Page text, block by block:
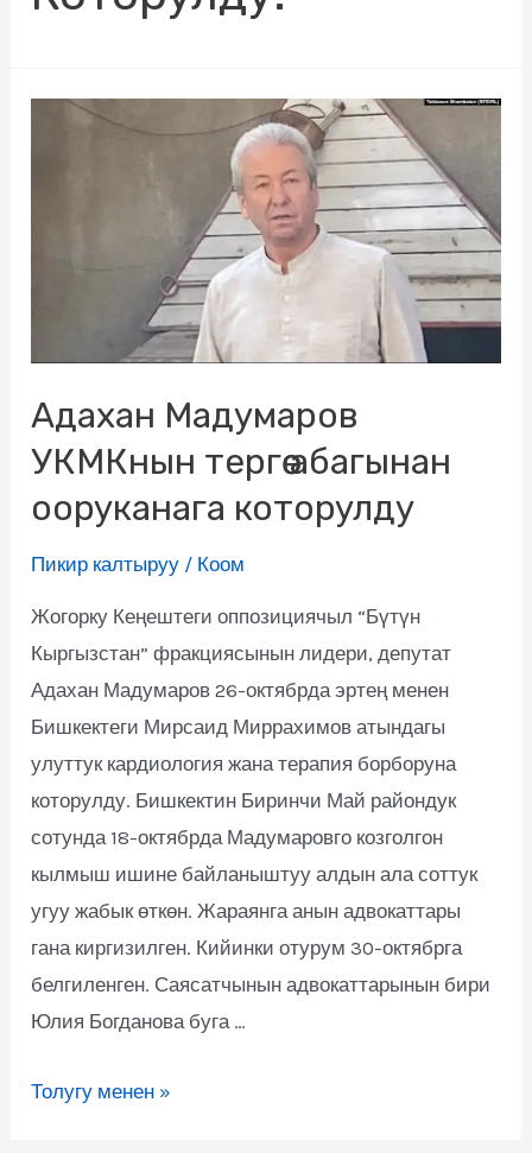
Адахан Мадумаров
УКМКнын тергөө абагынан
ооруканага которулду
Пикир калтыруу / Коом
Жогорку Кеңештеги оппозициячыл “Бүтүн
Кыргызстан” фракциясынын лидери, депутат
Адахан Мадумаров 26-октябрда эртең менен
Бишкектеги Мирсаид Миррахимов атындагы
улуттук кардиология жана терапия борборуна
которулду. Бишкектин Биринчи Май райондук
сотунда 18-октябрда Мадумаровго козголгон
кылмыш ишине байланыштуу алдын ала соттук
угуу жабык өткөн. Жараянга анын адвокаттары
гана киргизилген. Кийинки отурум 30-октябрга
белгиленген. Саясатчынын адвокаттарынын бири
Юлия Богданова буга …
Толугу менен »